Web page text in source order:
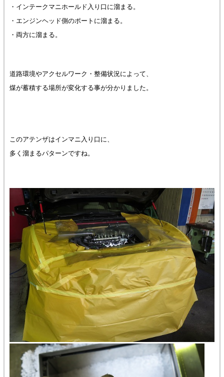
・インテークマニホールド入り口に溜まる。
・エンジンヘッド側のポートに溜まる。
・両方に溜まる。
道路環境やアクセルワーク・整備状況によって、
煤が蓄積する場所が変化する事が分かりました。
このアテンザはインマニ入り口に、
多く溜まるパターンですね。